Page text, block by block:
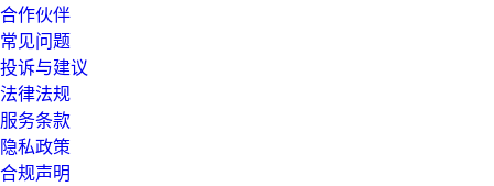
合作伙伴
常见问题
投诉与建议
法律法规
服务条款
隐私政策
合规声明